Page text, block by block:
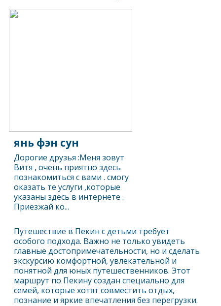
Путешествие в Пекин с детьми требует
особого подхода. Важно не только увидеть
главные достопримечательности, но и сделать
экскурсию комфортной, увлекательной и
понятной для юных путешественников. Этот
маршрут по Пекину создан специально для
семей, которые хотят совместить отдых,
познание и яркие впечатления без перегрузки.
янь фэн сун
Дорогие друзья :Меня зовут
Витя , очень приятно здесь
познакомиться с вами . смогу
оказать те услуги ,которые
указаны здесь в интернете .
Приезжай ко...